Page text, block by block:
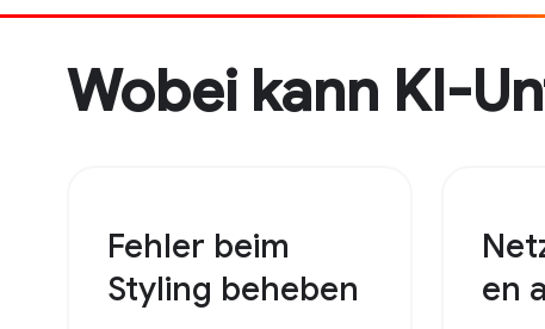
Wobei kann KI-
Fehler beim
Styling beheben
en